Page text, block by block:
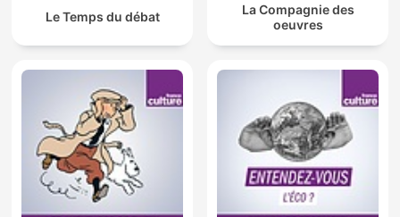
Le Temps du débat
La Compagnie des
oeuvres